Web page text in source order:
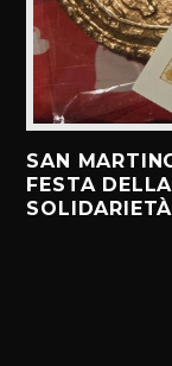
SAN
FESTA